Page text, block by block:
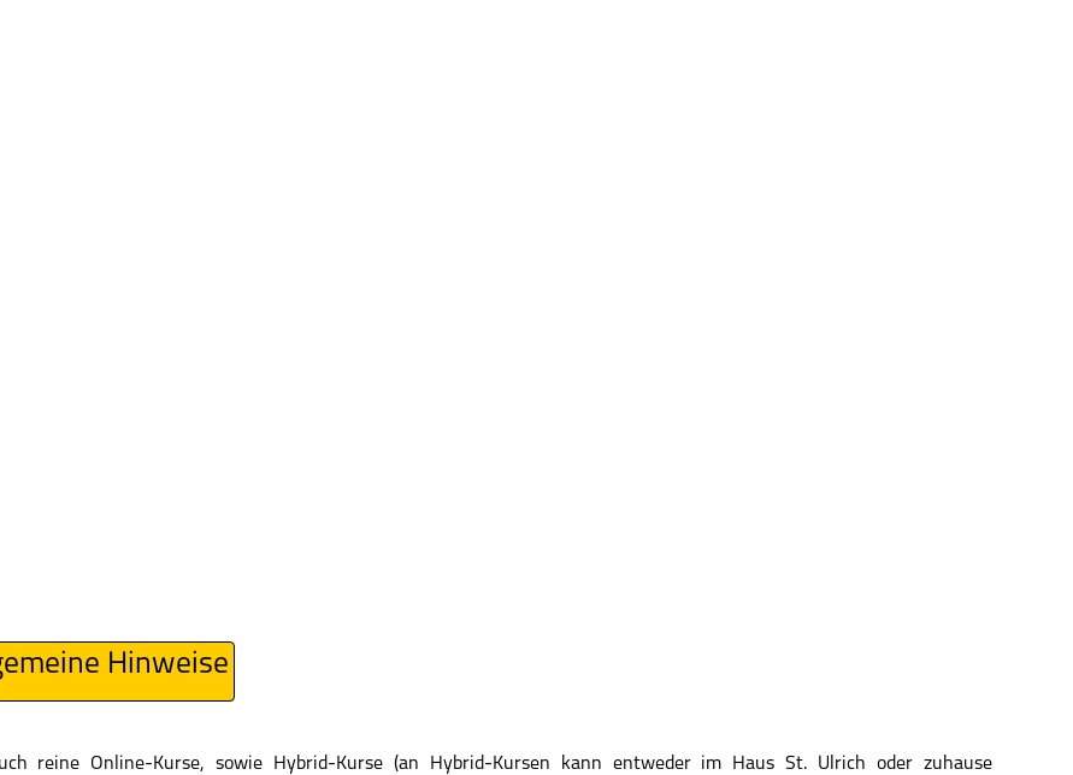
Hinweise
reine Online-Kurse, sowie Hybrid-Kurse (an Hybrid-Kursen kann entweder im Haus St. Ulrich oder zuhause